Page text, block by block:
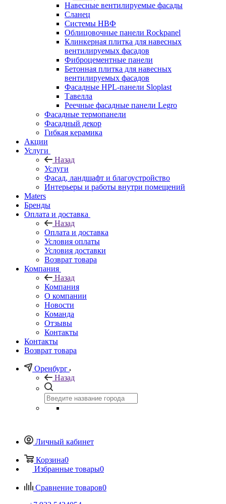
Навесные вентилируемые фасады
Сланец
Системы НВФ
Облицовочные панели Rockpanel
Клинкерная плитка для навесных
вентилируемых фасадов
Фиброцементные панели
Бетонная плитка для навесных
вентилируемых фасадов
Фасадные HPL-панели Sloplast
Тавелла
Реечные фасадные панели Legro
Фасадные термопанели
Фасадный декор
Гибкая керамика
Акции
Услуги
Назад
Услуги
Фасад, ландшафт и благоустройство
Интерьеры и работы внутри помещений
Maters
Бренды
Оплата и доставка
Назад
Оплата и доставка
Условия оплаты
Условия доставки
Возврат товара
Компания
Назад
Компания
О компании
Новости
Команда
Отзывы
Контакты
Контакты
Возврат товара
Оренбург
Назад
Личный кабинет
Корзина0
Избранные товары0
Сравнение товаров0